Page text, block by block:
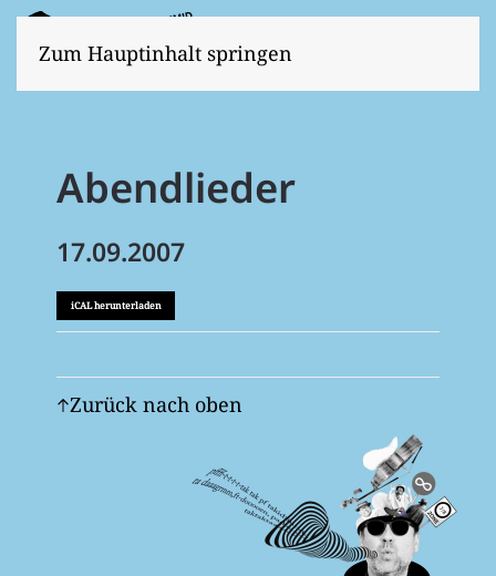
Zum Hauptinhalt springen
Abendlieder
17.09.2007
iCAL herunterladen
Zurück nach oben